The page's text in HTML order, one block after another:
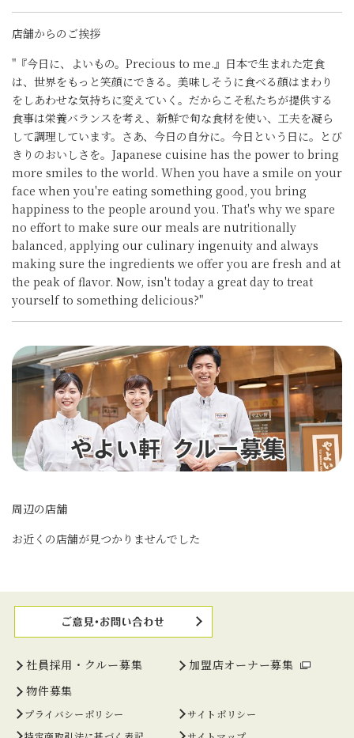
店舗からのご挨拶
"『今日に、よいもの。Precious to me.』日本で生まれた定食
は、世界をもっと笑顔にできる。美味しそうに食べる顔はまわり
をしあわせな気持ちに変えていく。だからこそ私たちが提供する
食事は栄養バランスを考え、新鮮で旬な食材を使い、工夫を凝ら
して調理しています。さあ、今日の自分に。今日という日に。とび
きりのおいしさを。Japanese cuisine has the power to bring
more smiles to the world. When you have a smile on your
face when you're eating something good, you bring
happiness to the people around you. That's why we spare
no effort to make sure our meals are nutritionally
balanced, applying our culinary ingenuity and always
making sure the ingredients we offer you are fresh and at
the peak of flavor. Now, isn't today a great day to treat
yourself to something delicious?"
周辺の店舗
お近くの店舗が見つかりませんでした
社員採用・クルー募集
加盟店オーナー募集
物件募集
プライバシーポリシー
サイトポリシー